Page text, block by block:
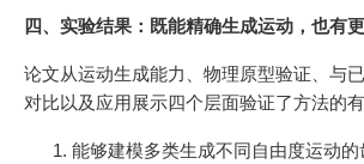
四、实验结果：既能精确生成运动，也有
论文从运动生成能力、物理原型验证、与
对比以及应用展示四个层面验证了方法的有
能够建模多类生成不同自由度运动的